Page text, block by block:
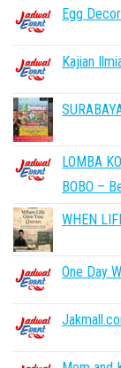
Egg
Kajian
LOMBA
BOBO –
WHEN
One Day